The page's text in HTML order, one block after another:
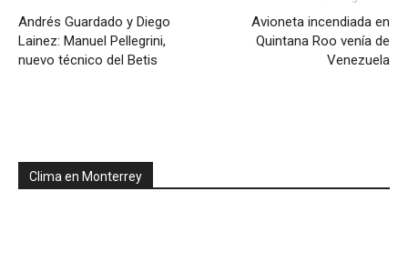
Andrés Guardado y Diego
Lainez: Manuel Pellegrini,
nuevo técnico del Betis
Avioneta incendiada en
Quintana Roo venía de
Venezuela
Clima en Monterrey